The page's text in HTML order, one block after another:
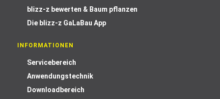
blizz-z bewerten & Baum pflanzen
Die blizz-z GaLaBau App
INFORMATIONEN
Servicebereich
Anwendungstechnik
Downloadbereich